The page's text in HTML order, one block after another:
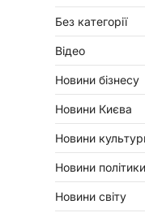
Без категорії
Відео
Новини бізнесу
Новини Києва
Новини
Новини політики
Новини світу